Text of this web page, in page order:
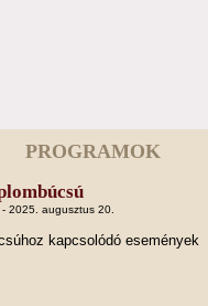
PROGRAMOK
2025. augusztus 20.
kapcsolódó események